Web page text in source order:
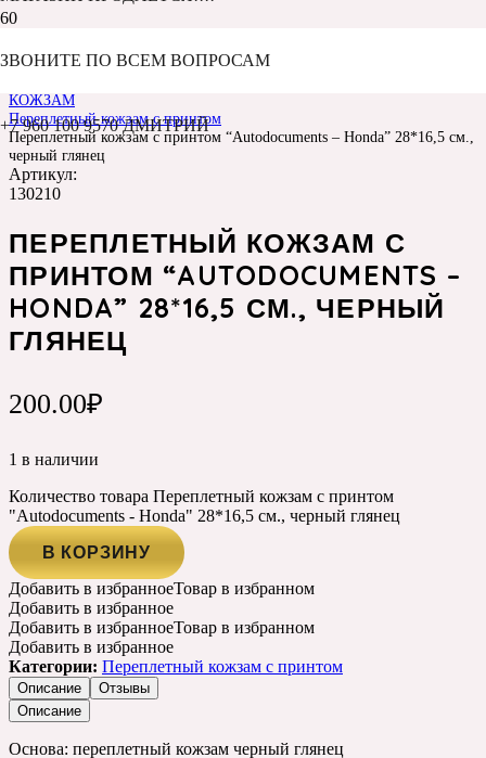
ЗВОНИТЕ ПО ВСЕМ ВОПРОСАМ
+7 960 100 9570 ДМИТРИЙ
Главная
КОЖЗАМ
Переплетный кожзам с принтом
Переплетный кожзам с принтом “Autodocuments – Honda” 28*16,5 см.,
черный глянец
Артикул:
130210
ПЕРЕПЛЕТНЫЙ КОЖЗАМ С
ПРИНТОМ “AUTODOCUMENTS –
HONDA” 28*16,5 СМ., ЧЕРНЫЙ
ГЛЯНЕЦ
200.00₽
1 в наличии
Количество товара Переплетный кожзам с принтом
"Autodocuments - Honda" 28*16,5 см., черный глянец
В КОРЗИНУ
Добавить в избранноеТовар в избранном
Добавить в избранное
Добавить в избранноеТовар в избранном
Добавить в избранное
Категории: Переплетный кожзам с принтом
Описание
Отзывы
Описание
Основа: переплетный кожзам черный глянец